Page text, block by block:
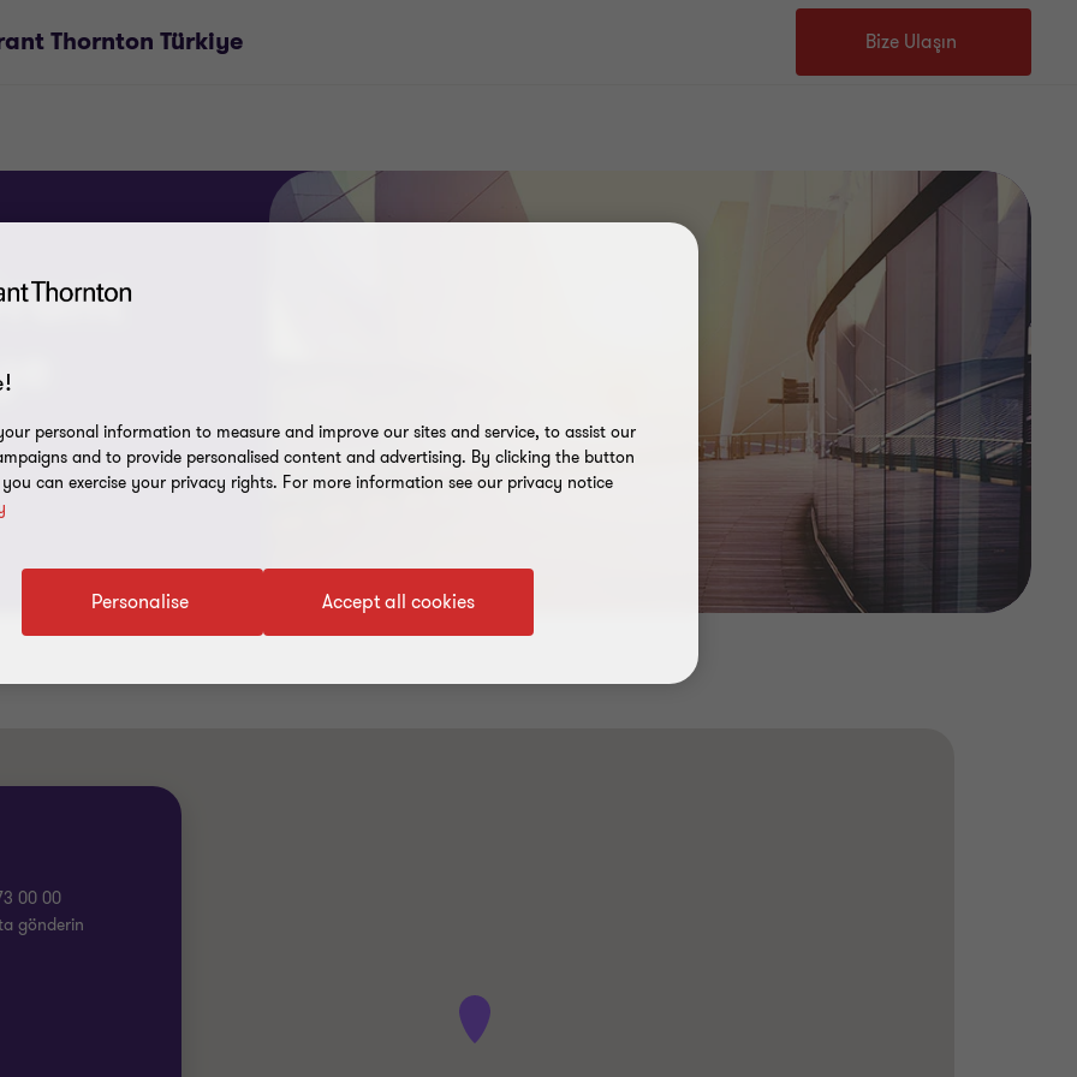
Thornton Türkiye Bize Ulaşın
00 00
gönderin
personal information to measure and improve our sites and service, to assist our
and to provide personalised content and advertising. By clicking the button
can exercise your privacy rights. For more information see our privacy notice
Accept all cookies
Personalise